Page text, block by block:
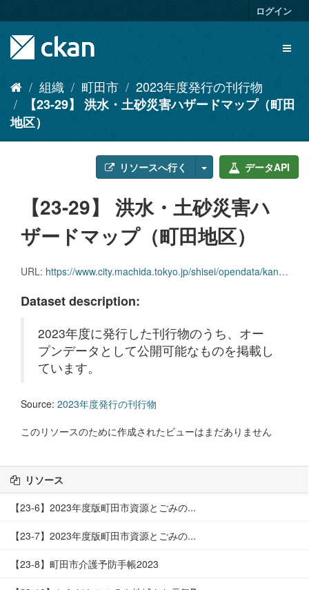
キ
ログイン
組織 町田市
2023年度発行の刊行物
【23-29】 洪水・土砂災害ハザードマップ（町田
地区）
リソースへ行く データAPI
【23-29】 洪水・土砂災害ハ
ザードマップ（町田地区）
URL: https://www.city.machida.tokyo.jp/shisei/opendata/kankobutsu/2023-kankoubutsu.files/23-29.pdf
Dataset description:
2023年度に発行した刊行物のうち、オー
プンデータとして公開可能なものを掲載し
ています。
Source: 2023年度発行の刊行物
このリソースのために作成されたビューはまだありません
リソース
【23-6】2023年度版町田市資源とごみの...
【23-7】2023年度版町田市資源とごみの...
【23-8】町田市介護予防手帳2023